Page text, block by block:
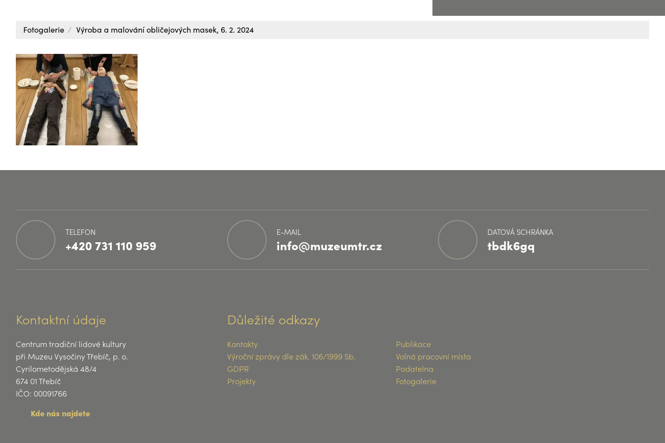
Fotogalerie Výroba a malování obličejových masek, 6. 2. 2024
TELEFON
+420 731 110 959
E-MAIL
info@muzeumtr.cz
DATOVÁ SCHRÁNKA
tbdk6gq
Kontaktní údaje
Centrum tradiční lidové kultury
při Muzeu Vysočiny Třebíč, p. o.
Cyrilometodějská 48/4
674 01 Třebíč
IČO: 00091766
Kde nás najdete
Důležité odkazy
Kontakty
Publikace
Výroční zprávy dle zák. 106/1999 Sb.
Volná pracovní místa
GDPR
Podatelna
Projekty
Fotogalerie